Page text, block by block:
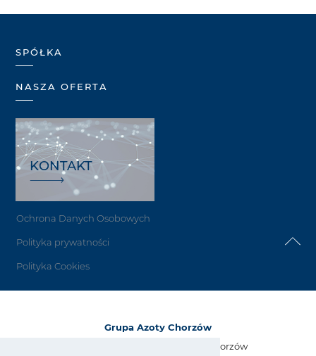
SPÓŁKA
NASZA OFERTA
KONTAKT
Ochrona Danych Osobowych
Polityka prywatności
Polityka Cookies
Grupa Azoty Chorzów
Grupa Azoty Zakłady Azotowe Chorzów